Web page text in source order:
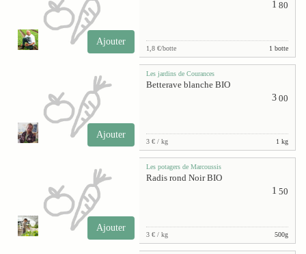
Ajouter
1 80
1,8 €/botte 1 botte
Ajouter
Les jardins de Courances
Betterave blanche BIO
3 00
3 € / kg 1 kg
Ajouter
Les potagers de Marcoussis
Radis rond Noir BIO
1 50
3 € / kg 500g